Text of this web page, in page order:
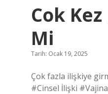
Cok
Mi
Tarih: Ocak 19, 2025
Çok fazla ilişkiye
#Cinsel İlişki